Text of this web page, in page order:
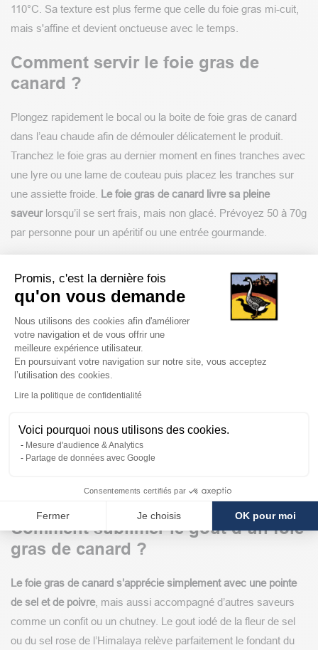
Promis, c'est la dernière fois
qu'on vous demande
Plateforme de Gestion du
Nous utilisons des cookies afin d'améliorer
votre navigation et de vous offrir une
meilleure expérience utilisateur.
En poursuivant votre navigation sur notre site, vous acceptez
l’utilisation des cookies.
Lire la politique de confidentialité
Voici pourquoi nous utilisons des cookies.
Mesure d'audience & Analytics
Partage de données avec Google
Consentements certifiés par
Fermer Je choisis OK pour moi
Axeptio consent
110°C. Sa texture est plus ferme que celle du foie gras mi-cuit,
mais s'affine et devient onctueuse avec le temps.
Comment servir le foie gras de
canard ?
Plongez rapidement le bocal ou la boite de foie gras de canard
dans l’eau chaude afin de démouler délicatement le produit.
Tranchez le foie gras au dernier moment en fines tranches avec
une lyre ou une lame de couteau puis placez les tranches sur
une assiette froide. Le foie gras de canard livre sa pleine
saveurlorsqu’il se sert frais, mais non glacé. Prévoyez 50 à 70g
par personne pour un apéritif ou une entrée gourmande.
canard ?
Les foies gras de canard de la maison Godard sont des mets
d'exceptionriches en saveurs qui se dégustent dans de bonnes
conditions. À l’apéritif ou en entrée gourmande, ils livrent toutes
leurs nuances, car le palais n’a pas encore été perturbé par
d'autres saveurs. Les foies gras de canard s’accompagnent de
(noix, figues, raisins secs...) et de savoureuses tranches de
pain d’épices finement coupées et grillées. Les Lotois et les
vin de Monbazillac, de Bergerac moelleux ou d'un Cahors sec.
Comment sublimer le gout d’un foie
gras de canard ?
Le foie gras de canard s’apprécie simplement avec une pointe
de sel et de poivre, mais aussi accompagné d’autres saveurs
comme un confit ou un chutney. Le gout iodé de la fleur de sel
ou du sel rose de l’Himalaya relève parfaitement le fondant du